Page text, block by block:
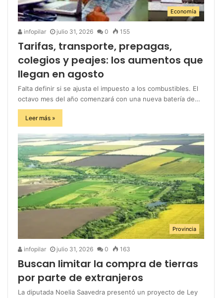
Economía
infopilar julio 31, 2026 0 155
Tarifas, transporte, prepagas,
colegios y peajes: los aumentos que
llegan en agosto
Falta definir si se ajusta el impuesto a los combustibles. El
octavo mes del año comenzará con una nueva batería de…
Leer más »
Provincia
infopilar julio 31, 2026 0 163
Buscan limitar la compra de tierras
por parte de extranjeros
La diputada Noelia Saavedra presentó un proyecto de Ley